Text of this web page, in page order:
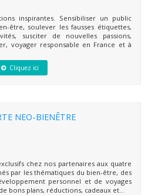
inspirantes. Sensibiliser un public
être, soulever les fausses étiquettes,
susciter de nouvelles passions,
voyager responsable en France et à
Cliquez ici
NEO-BIENÊTRE
chez nos partenaires aux quatre
par les thématiques du bien-être, des
personnel et de voyages
bons plans, réductions, cadeaux et...